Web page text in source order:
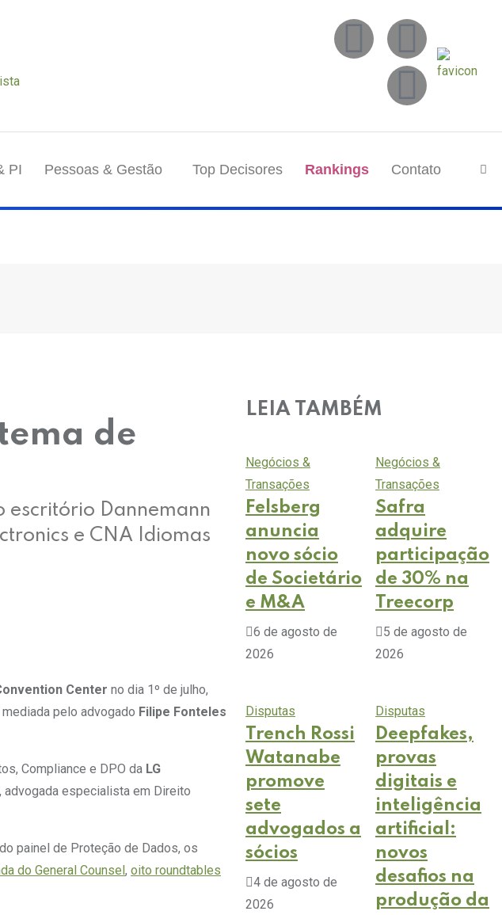
PI Pessoas & Gestão Top Decisores Rankings Contato
de
escritório Dannemann
e CNA Idiomas
Center no dia 1º de julho,
pelo advogado Filipe Fonteles
Compliance e DPO da LG
advogada especialista em Direito
painel de Proteção de Dados, os
do General Counsel, oito roundtables
LEIA TAMBÉM
Negócios &
Transações
Felsberg
anuncia
novo sócio
de Societário
e M&A
6 de agosto de
2026
Negócios &
Transações
Safra
adquire
participação
de 30% na
Treecorp
5 de agosto de
2026
Disputas
Trench Rossi
Watanabe
promove
sete
advogados a
sócios
4 de agosto de
2026
Disputas
Deepfakes,
provas
digitais e
inteligência
artificial:
novos
desafios na
produção da